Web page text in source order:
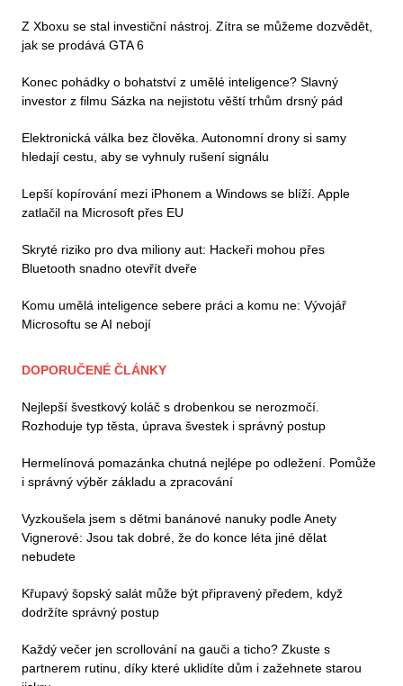
Z Xboxu se stal investiční nástroj. Zítra se můžeme dozvědět,
jak se prodává GTA 6
Konec pohádky o bohatství z umělé inteligence? Slavný
investor z filmu Sázka na nejistotu věští trhům drsný pád
Elektronická válka bez člověka. Autonomní drony si samy
hledají cestu, aby se vyhnuly rušení signálu
Lepší kopírování mezi iPhonem a Windows se blíží. Apple
zatlačil na Microsoft přes EU
Skryté riziko pro dva miliony aut: Hackeři mohou přes
Bluetooth snadno otevřít dveře
Komu umělá inteligence sebere práci a komu ne: Vývojář
Microsoftu se AI nebojí
DOPORUČENÉ ČLÁNKY
Nejlepší švestkový koláč s drobenkou se nerozmočí.
Rozhoduje typ těsta, úprava švestek i správný postup
Hermelínová pomazánka chutná nejlépe po odležení. Pomůže
i správný výběr základu a zpracování
Vyzkoušela jsem s dětmi banánové nanuky podle Anety
Vignerové: Jsou tak dobré, že do konce léta jiné dělat
nebudete
Křupavý šopský salát může být připravený předem, když
dodržíte správný postup
Každý večer jen scrollování na gauči a ticho? Zkuste s
partnerem rutinu, díky které uklidíte dům i zažehnete starou